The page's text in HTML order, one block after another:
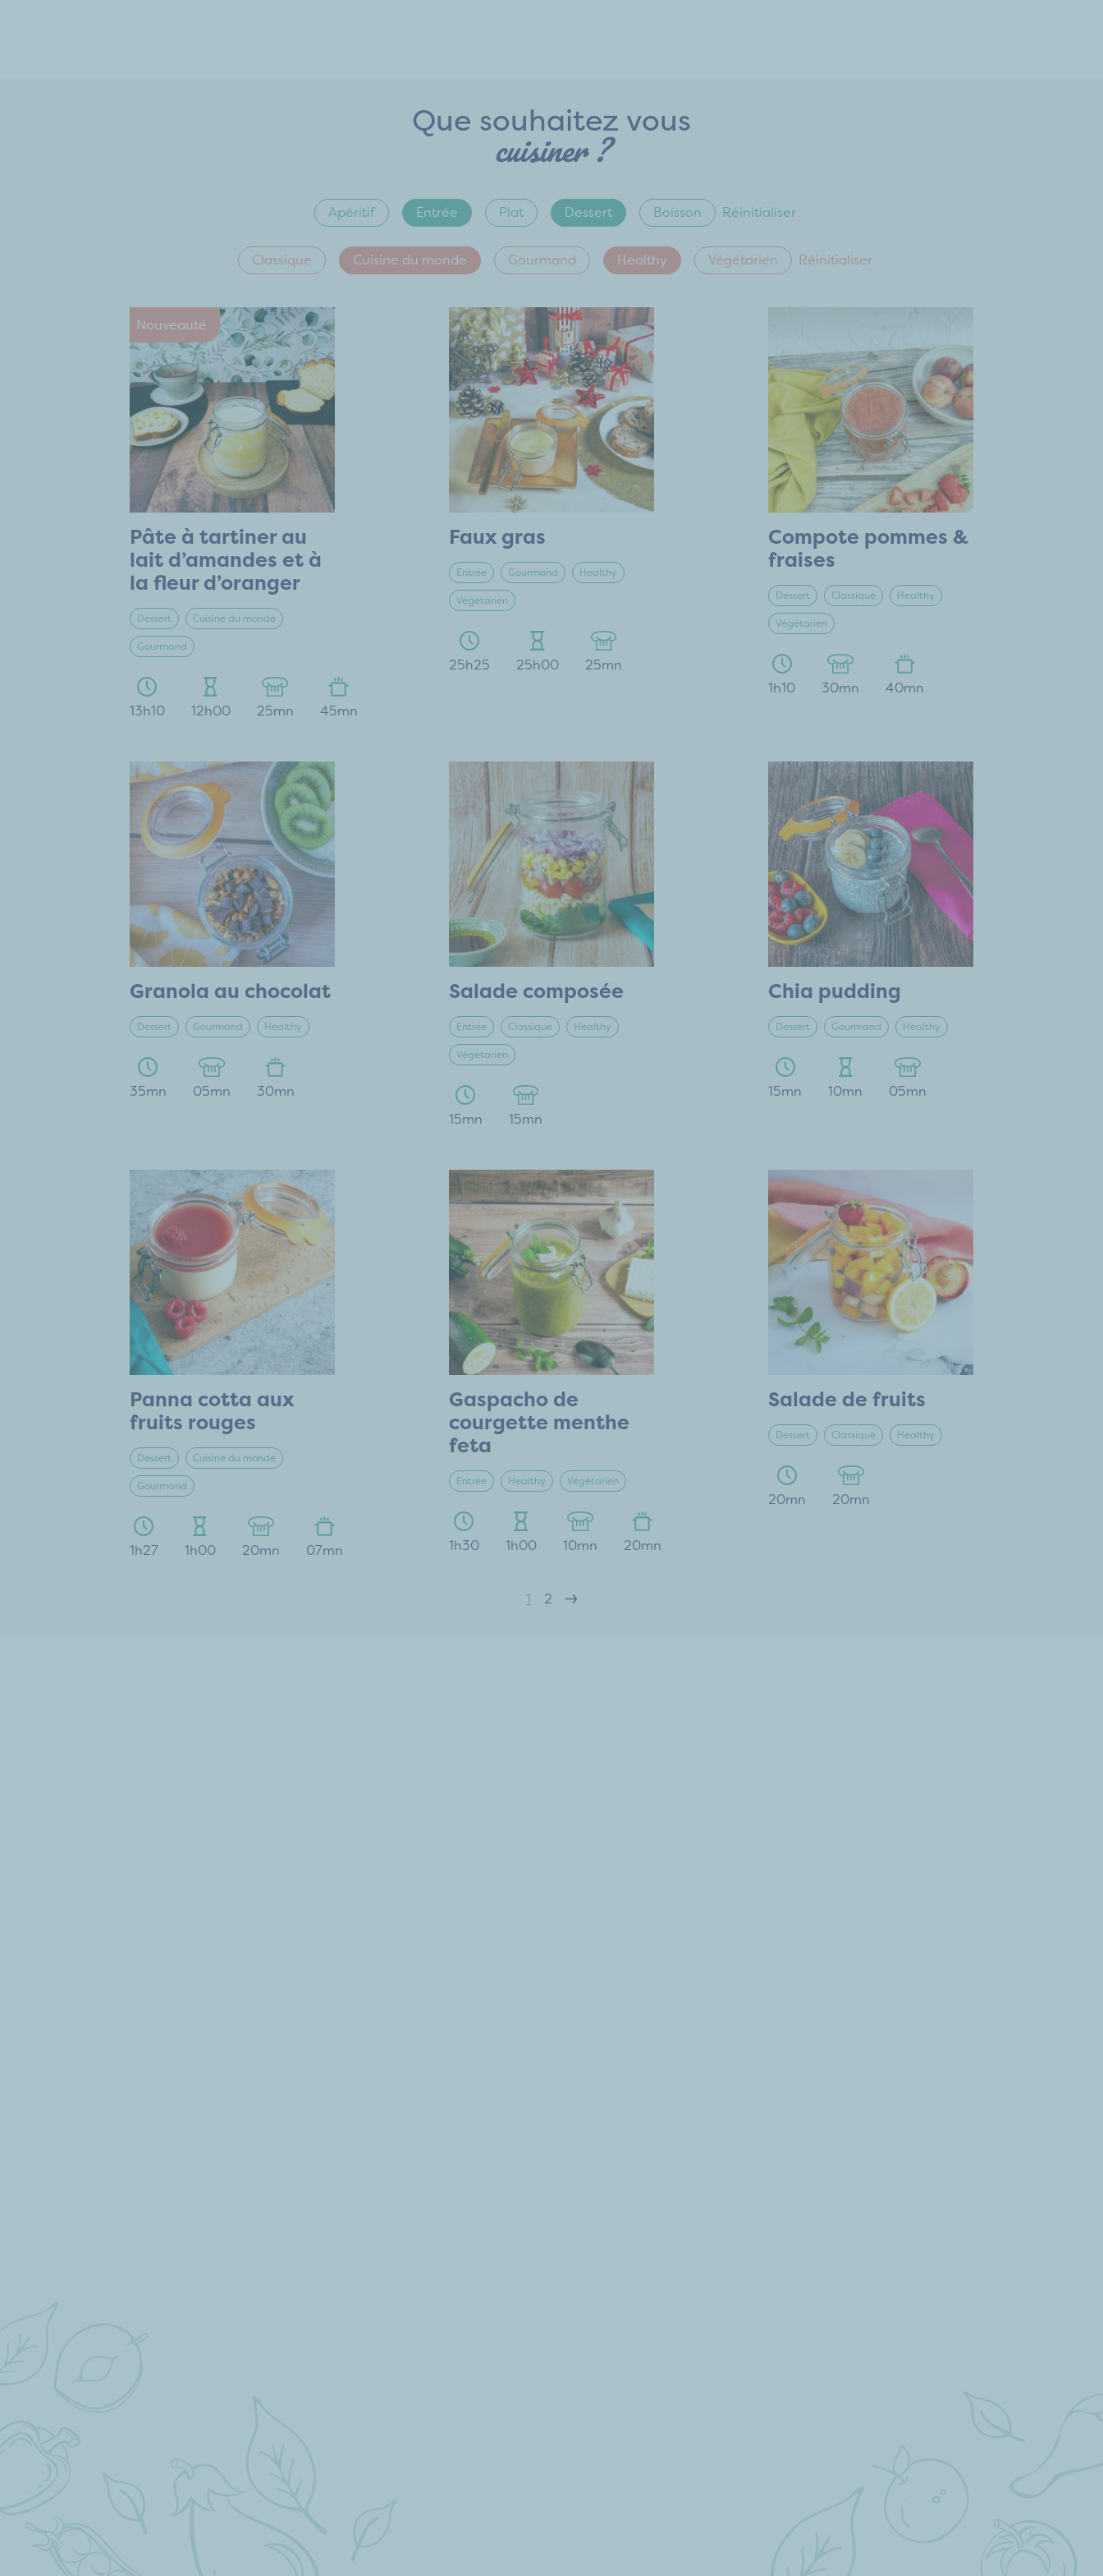
Que souhaitez vous
cuisiner ?
Apéritif Entrée Plat Dessert Boisson Réinitialiser
Classique Cuisine du monde Gourmand Healthy Végétarien Réinitialiser
Nouveauté
Pâte à tartiner au
lait d’amandes et à
la fleur d’oranger
Dessert Cuisine du monde
Gourmand
13h10 12h00 25mn 45mn
Faux gras
Entrée Gourmand Healthy
Végétarien
25h25 25h00 25mn
Compote pommes &
fraises
Dessert Classique Healthy
Végétarien
1h10 30mn 40mn
Granola au chocolat
Dessert Gourmand Healthy
35mn 05mn 30mn
Salade composée
Entrée Classique Healthy
Végétarien
15mn 15mn
Chia pudding
Dessert Gourmand Healthy
15mn 10mn 05mn
Panna cotta aux
fruits rouges
Dessert Cuisine du monde
Gourmand
1h27 1h00 20mn 07mn
Gaspacho de
courgette menthe
feta
Entrée Healthy Végétarien
1h30 1h00 10mn 20mn
Salade de fruits
Dessert Classique Healthy
20mn 20mn
1 2